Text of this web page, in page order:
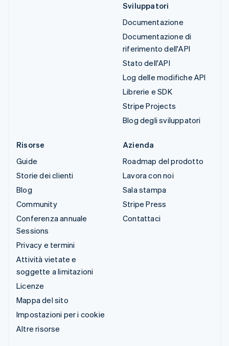
Sviluppatori
Documentazione
Documentazione di
riferimento dell'API
Stato dell'API
Log delle modifiche API
Librerie e SDK
Stripe Projects
Blog degli sviluppatori
Risorse
Guide
Storie dei clienti
Blog
Community
Conferenza annuale
Sessions
Privacy e termini
Attività vietate e
soggette a limitazioni
Licenze
Mappa del sito
Impostazioni per i cookie
Altre risorse
Azienda
Roadmap del prodotto
Lavora con noi
Sala stampa
Stripe Press
Contattaci